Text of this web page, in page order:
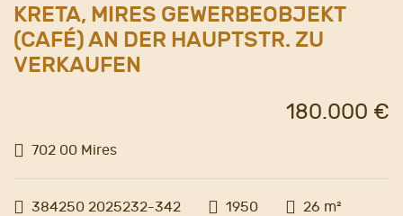
KRETA, MIRES GEWERBEOBJEKT
(CAFÉ) AN DER HAUPTSTR. ZU
VERKAUFEN
702 00 Mires
180.000 €
384250 2025232-342 1950 26 m²